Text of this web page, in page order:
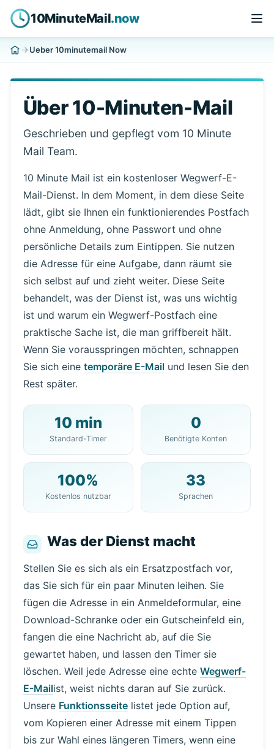
10MinuteMail.now
Ueber 10minutemail Now
Über 10-Minuten-Mail
Geschrieben und gepflegt vom 10 Minute
Mail Team.
10 Minute Mail ist ein kostenloser Wegwerf-E-
Mail-Dienst. In dem Moment, in dem diese Seite
lädt, gibt sie Ihnen ein funktionierendes Postfach
ohne Anmeldung, ohne Passwort und ohne
persönliche Details zum Eintippen. Sie nutzen
die Adresse für eine Aufgabe, dann räumt sie
sich selbst auf und zieht weiter. Diese Seite
behandelt, was der Dienst ist, was uns wichtig
ist und warum ein Wegwerf-Postfach eine
praktische Sache ist, die man griffbereit hält.
Wenn Sie vorausspringen möchten, schnappen
Sie sich eine temporäre E-Mailund lesen Sie den
Rest später.
10 min
Standard-Timer
0
Benötigte Konten
100%
Kostenlos nutzbar
33
Sprachen
Was der Dienst macht
Stellen Sie es sich als ein Ersatzpostfach vor,
das Sie sich für ein paar Minuten leihen. Sie
fügen die Adresse in ein Anmeldeformular, eine
Download-Schranke oder ein Gutscheinfeld ein,
fangen die eine Nachricht ab, auf die Sie
gewartet haben, und lassen den Timer sie
löschen. Weil jede Adresse eine echte Wegwerf-
E-Mailist, weist nichts daran auf Sie zurück.
Unsere Funktionsseitelistet jede Option auf,
vom Kopieren einer Adresse mit einem Tippen
bis zur Wahl eines längeren Timers, wenn eine